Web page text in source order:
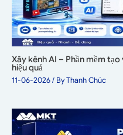
Xây kênh AI – Phần mềm
hiệu quả
11-06-2026/ ByThanh Chúc